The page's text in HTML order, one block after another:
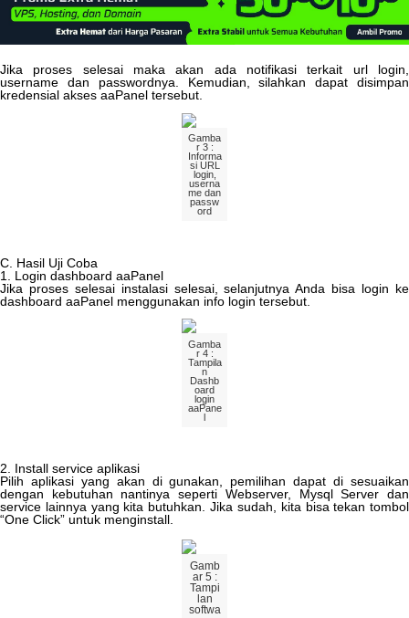
Jika proses selesai maka akan ada notifikasi terkait url login
username
dan passwordnya Kemudian silahkan dapat
disimpan
kredensial akses aaPanel tersebut
Gamba
r 3 :
Informa
si URL
login,
userna
me dan
passw
ord
C Hasil Uji Coba
1
Login dashboard aaPanel
Jika proses selesai instalasi selesai, selanjutnya Anda bisa login ke
dashboard aaPanel menggunakan info login tersebut
Gamba
r 4 :
Tampila
n
Dashb
oard
login
aaPane
l
2. Install service aplikasi
Pilih aplikasi yang akan di gunakan, pemilihan dapat di sesuaikan
dengan
kebutuhan nantinya seperti Webserver, Mysql Server dan
service lainnya yang kita butuhkan. Jika sudah, kita bisa tekan tombol
“One Click” untuk menginstall.
Gamb
ar 5 :
Tampi
lan
softwa